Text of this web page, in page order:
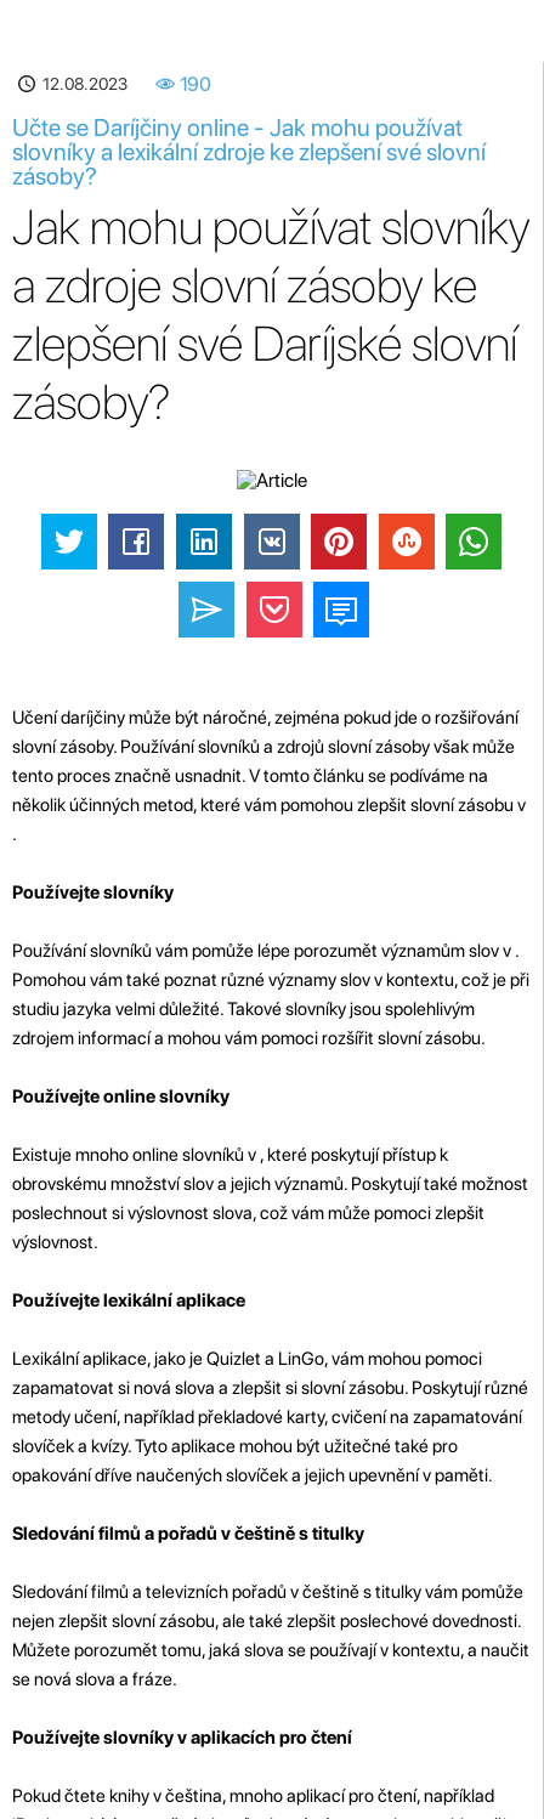
12.08.2023 190
Učte se Daríjčiny online - Jak mohu používat
slovníky a lexikální zdroje ke zlepšení své slovní
zásoby?
Jak mohu používat slovníky
a zdroje slovní zásoby ke
zlepšení své Daríjské slovní
zásoby?
Učení daríjčiny může být náročné, zejména pokud jde o rozšiřování
slovní zásoby. Používání slovníků a zdrojů slovní zásoby však může
tento proces značně usnadnit. V tomto článku se podíváme na
několik účinných metod, které vám pomohou zlepšit slovní zásobu v
.
Používejte slovníky
Používání slovníků vám pomůže lépe porozumět významům slov v .
Pomohou vám také poznat různé významy slov v kontextu, což je při
studiu jazyka velmi důležité. Takové slovníky jsou spolehlivým
zdrojem informací a mohou vám pomoci rozšířit slovní zásobu.
Používejte online slovníky
Existuje mnoho online slovníků v , které poskytují přístup k
obrovskému množství slov a jejich významů. Poskytují také možnost
poslechnout si výslovnost slova, což vám může pomoci zlepšit
výslovnost.
Používejte lexikální aplikace
Lexikální aplikace, jako je Quizlet a LinGo, vám mohou pomoci
zapamatovat si nová slova a zlepšit si slovní zásobu. Poskytují různé
metody učení, například překladové karty, cvičení na zapamatování
slovíček a kvízy. Tyto aplikace mohou být užitečné také pro
opakování dříve naučených slovíček a jejich upevnění v paměti.
Sledování filmů a pořadů v češtině s titulky
Sledování filmů a televizních pořadů v češtině s titulky vám pomůže
nejen zlepšit slovní zásobu, ale také zlepšit poslechové dovednosti.
Můžete porozumět tomu, jaká slova se používají v kontextu, a naučit
se nová slova a fráze.
Používejte slovníky v aplikacích pro čtení
Pokud čtete knihy v čeština, mnoho aplikací pro čtení, například